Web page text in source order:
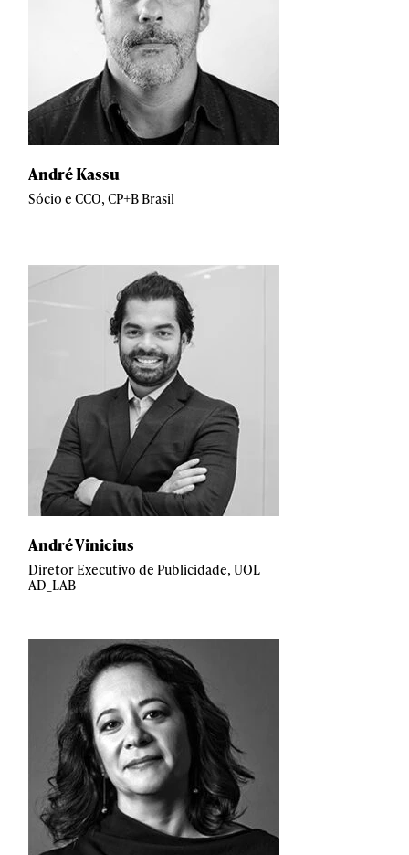
André Kassu
Sócio e CCO, CP+B Brasil
André Vinicius
Diretor Executivo de Publicidade, UOL
AD_LAB